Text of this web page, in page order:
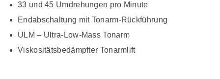
33 und 45 Umdrehungen pro Minute
Endabschaltung mit Tonarm-Rückführung
ULM – Ultra-Low-Mass Tonarm
Viskositätsbedämpfter Tonarmlift